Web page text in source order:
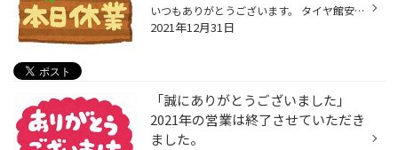
いつもありがとうございます。 タイヤ館安城店は、 2021年12/31～2022年1/3まで 休業致します。 営業再開は1/4（火）10：30です。 宜しくお願い致します。
2021年12月31日
「誠にありがとうございました」
2021年の営業は終了させていただき
ました。